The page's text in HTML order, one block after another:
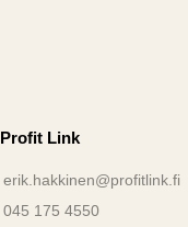
Profit Link
erik.hakkinen@profitlink.fi
045 175 4550